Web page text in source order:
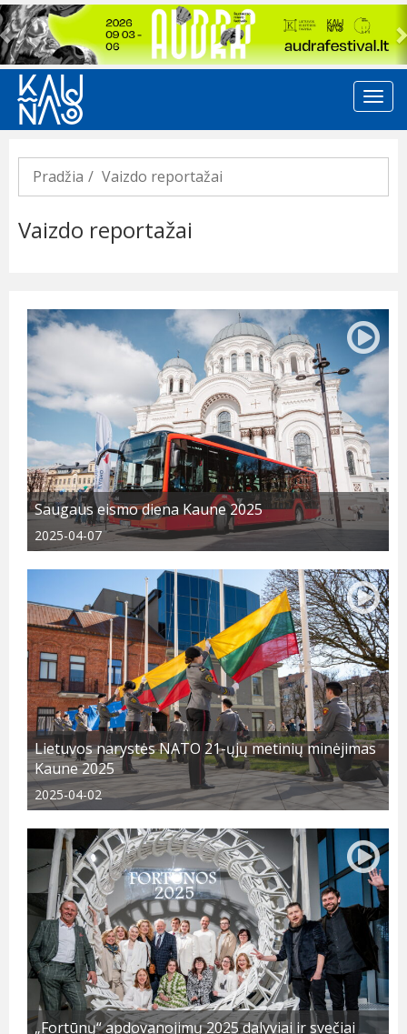
Previous
Pradžia Vaizdo reportažai
Vaizdo reportažai
Saugaus eismo diena Kaune 2025
2025-04-07
Lietuvos narystės NATO 21-ųjų metinių minėjimas
Kaune 2025
2025-04-02
„Fortūnų“ apdovanojimų 2025 dalyviai ir svečiai